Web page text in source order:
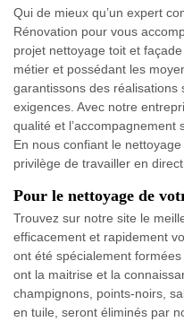
Qui de mieux qu’un expert
Rénovation pour vous
projet nettoyage toit et
métier et possédant les
garantissons des
exigences. Avec notre
qualité et l’accompagnement
En nous confiant le
privilège de travailler en
Pour le nettoyage de
Trouvez sur notre site le
efficacement et rapidement
ont été spécialement
ont la maitrise et la
champignons, points-noirs,
en tuile, seront éliminés par